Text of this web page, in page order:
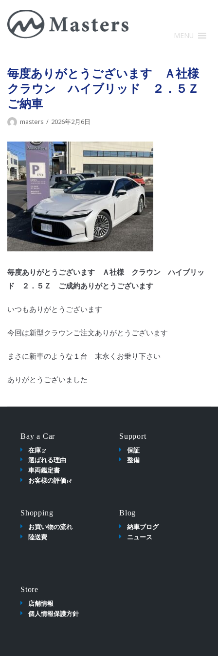
コ
ン
テ
に
ス
キ
ッ
プ
MENU
毎度ありがとうございます Ａ社様
クラウン ハイブリッド ２．５Ｚ
ご納車
masters 2026年2月6日
毎度ありがとうございます Ａ社様 クラウン ハイブリッ
ド ２．５Ｚ ご成約ありがとうございます
いつもありがとうございます
今回は新型クラウンご注文ありがとうございます
まさに新車のような１台 末永くお乗り下さい
ありがとうございました
Bay a Car
在庫
選ばれる理由
車両鑑定書
お客様の評価
Support
保証
整備
Shopping
お買い物の流れ
陸送費
Blog
納車ブログ
ニュース
Store
店舗情報
個人情報保護方針